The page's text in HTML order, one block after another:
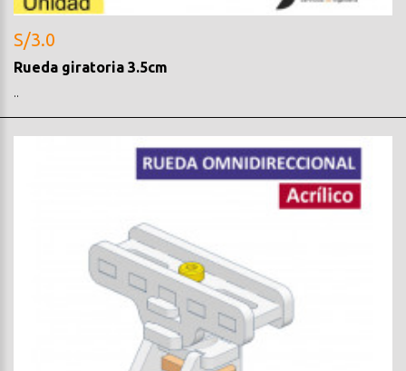
S/3.0
Rueda giratoria 3.5cm
..